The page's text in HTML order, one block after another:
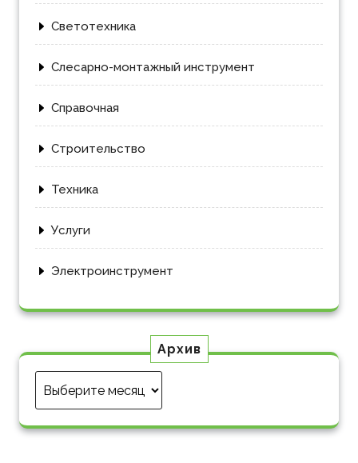
Светотехника
Слесарно-монтажный инструмент
Справочная
Строительство
Техника
Услуги
Электроинструмент
Архив